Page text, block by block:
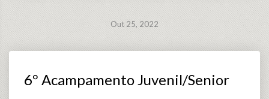
Out 25, 2022
6º Acampamento Juvenil/Senior